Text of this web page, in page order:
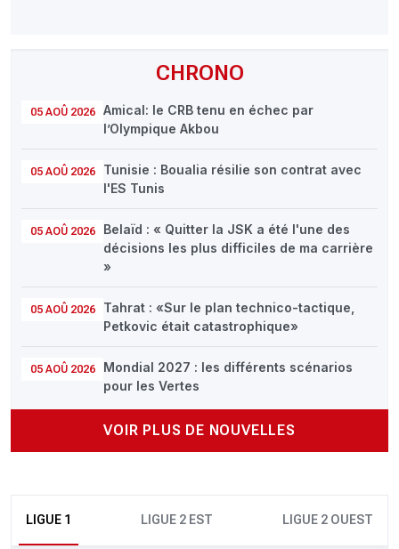
CHRONO
05 AOÛ 2026
Amical: le CRB tenu en échec par
l’Olympique Akbou
05 AOÛ 2026
Tunisie : Boualia résilie son contrat avec
l'ES Tunis
05 AOÛ 2026
Belaïd : « Quitter la JSK a été l'une des
décisions les plus difficiles de ma carrière
»
05 AOÛ 2026
Tahrat : «Sur le plan technico-tactique,
Petkovic était catastrophique»
05 AOÛ 2026
Mondial 2027 : les différents scénarios
pour les Vertes
VOIR PLUS DE NOUVELLES
LIGUE 1 LIGUE 2 EST LIGUE 2 OUEST